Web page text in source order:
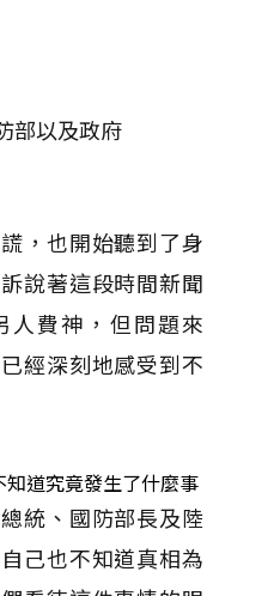
部以及政府
，也開始聽到了身
說著這段時間新聞
人費神，但問題來
經深刻地感受到不
道究竟發生了什麼事
統、國防部長及陸
己也不知道真相為